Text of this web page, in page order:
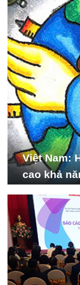
hội_ISDS)
Việt Nam:
cao khả